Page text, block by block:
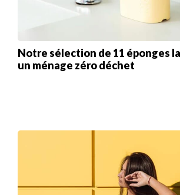
Notre sélection de 11 éponges
un ménage zéro déchet